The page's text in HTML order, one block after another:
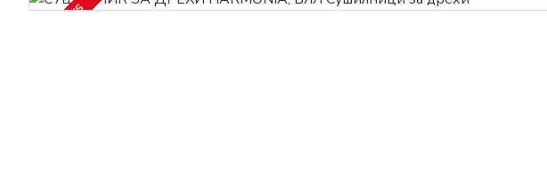
2-3 DAYS